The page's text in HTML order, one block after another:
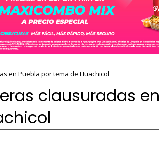
en Puebla por tema de Huachicol
clausuradas en